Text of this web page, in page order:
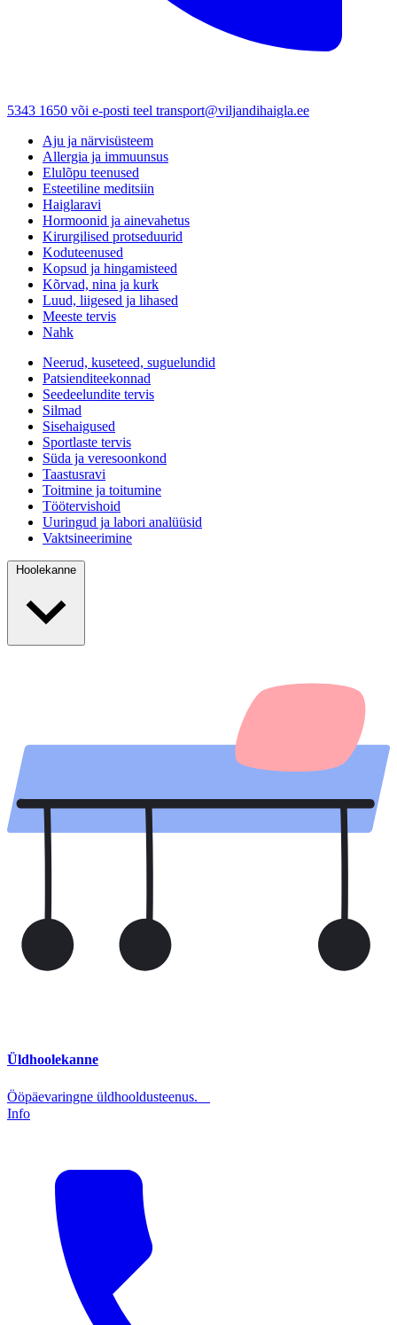
5343 1650 või e-posti teel transport@viljandihaigla.ee
Aju ja närvisüsteem
Allergia ja immuunsus
Elulõpu teenused
Esteetiline meditsiin
Haiglaravi
Hormoonid ja ainevahetus
Kirurgilised protseduurid
Koduteenused
Kopsud ja hingamisteed
Kõrvad, nina ja kurk
Luud, liigesed ja lihased
Meeste tervis
Nahk
Neerud, kuseteed, suguelundid
Patsienditeekonnad
Seedeelundite tervis
Silmad
Sisehaigused
Sportlaste tervis
Süda ja veresoonkond
Taastusravi
Toitmine ja toitumine
Töötervishoid
Uuringud ja labori analüüsid
Vaktsineerimine
Hoolekanne
Üldhoolekanne
Ööpäevaringne üldhooldusteenus.
Info